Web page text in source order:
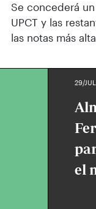
Se concederá
UPCT y las
las notas más
29/
el